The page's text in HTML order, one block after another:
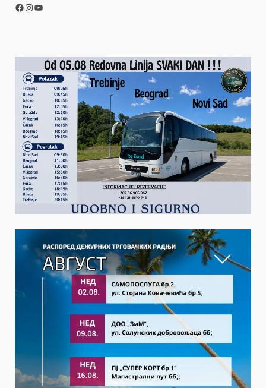
Facebook
Instagram
YouTube